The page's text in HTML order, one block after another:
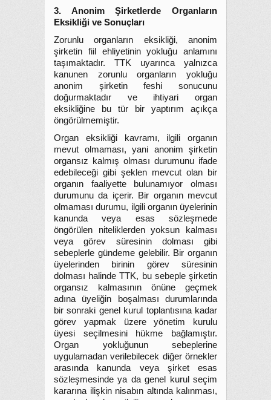
3. Anonim Şirketlerde Organların
Eksikliği ve Sonuçları
Zorunlu organların eksikliği, anonim
şirketin fiil ehliyetinin yokluğu anlamını
taşımaktadır. TTK uyarınca yalnızca
kanunen zorunlu organların yokluğu
anonim şirketin feshi sonucunu
doğurmaktadır ve ihtiyari organ
eksikliğine bu tür bir yaptırım açıkça
öngörülmemiştir.
Organ eksikliği kavramı, ilgili organın
mevut olmaması, yani anonim şirketin
organsız kalmış olması durumunu ifade
edebileceği gibi şeklen mevcut olan bir
organın faaliyette bulunamıyor olması
durumunu da içerir. Bir organın mevcut
olmaması durumu, ilgili organın üyelerinin
kanunda veya esas sözleşmede
öngörülen niteliklerden yoksun kalması
veya görev süresinin dolması gibi
sebeplerle gündeme gelebilir. Bir organın
üyelerinden birinin görev süresinin
dolması halinde TTK, bu sebeple şirketin
organsız kalmasının önüne geçmek
adına üyeliğin boşalması durumlarında
bir sonraki genel kurul toplantısına kadar
görev yapmak üzere yönetim kurulu
üyesi seçilmesini hükme bağlamıştır.
Organ yokluğunun sebeplerine
uygulamadan verilebilecek diğer örnekler
arasında kanunda veya şirket esas
sözleşmesinde ya da genel kurul seçim
kararına ilişkin nisabın altında kalınması,